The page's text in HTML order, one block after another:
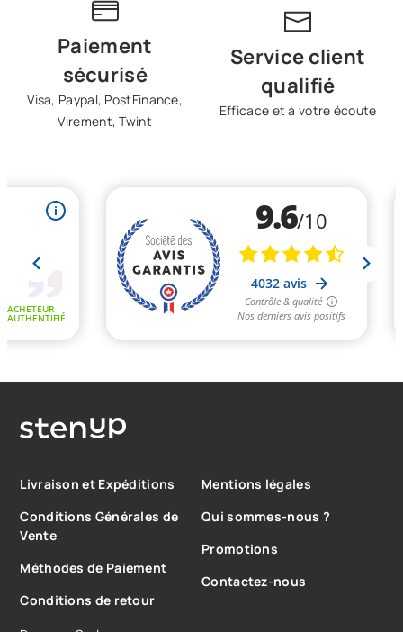
Paiement
sécurisé
Visa, Paypal, PostFinance,
Virement, Twint
Service client
qualifié
Efficace et à votre écoute
Livraison et Expéditions
Conditions Générales de
Vente
Méthodes de Paiement
Conditions de retour
Mentions légales
Qui sommes-nous ?
Promotions
Contactez-nous